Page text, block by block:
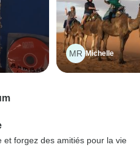
MR Michelle
et forgez des amitiés pour la vie